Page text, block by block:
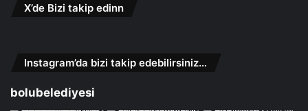
X’de Bizi takip edinn
Instagram’da bizi takip edebilirsiniz…
bolubelediyesi